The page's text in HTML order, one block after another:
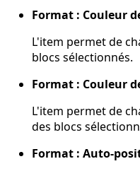
Format : Couleur
L'item permet de
blocs sélectionnés.
Format : Couleur
L'item permet de
des blocs
Format : Auto-